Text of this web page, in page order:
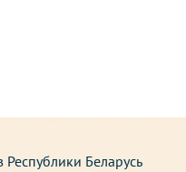
Беларусь